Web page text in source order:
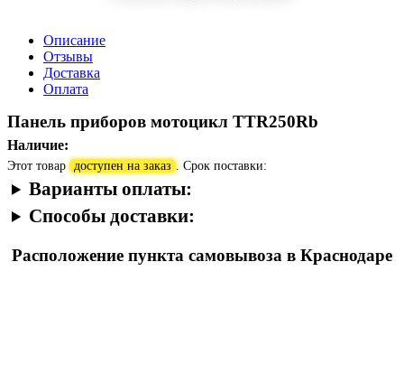
Описание
Отзывы
Доставка
Оплата
Панель приборов мотоцикл TTR250Rb
Наличие:
Этот товар доступен на заказ . Срок поставки:
Варианты оплаты:
Способы доставки:
Расположение пункта самовывоза в Краснодаре